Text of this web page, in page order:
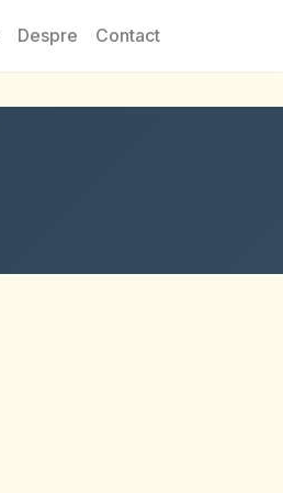
Despre Contact